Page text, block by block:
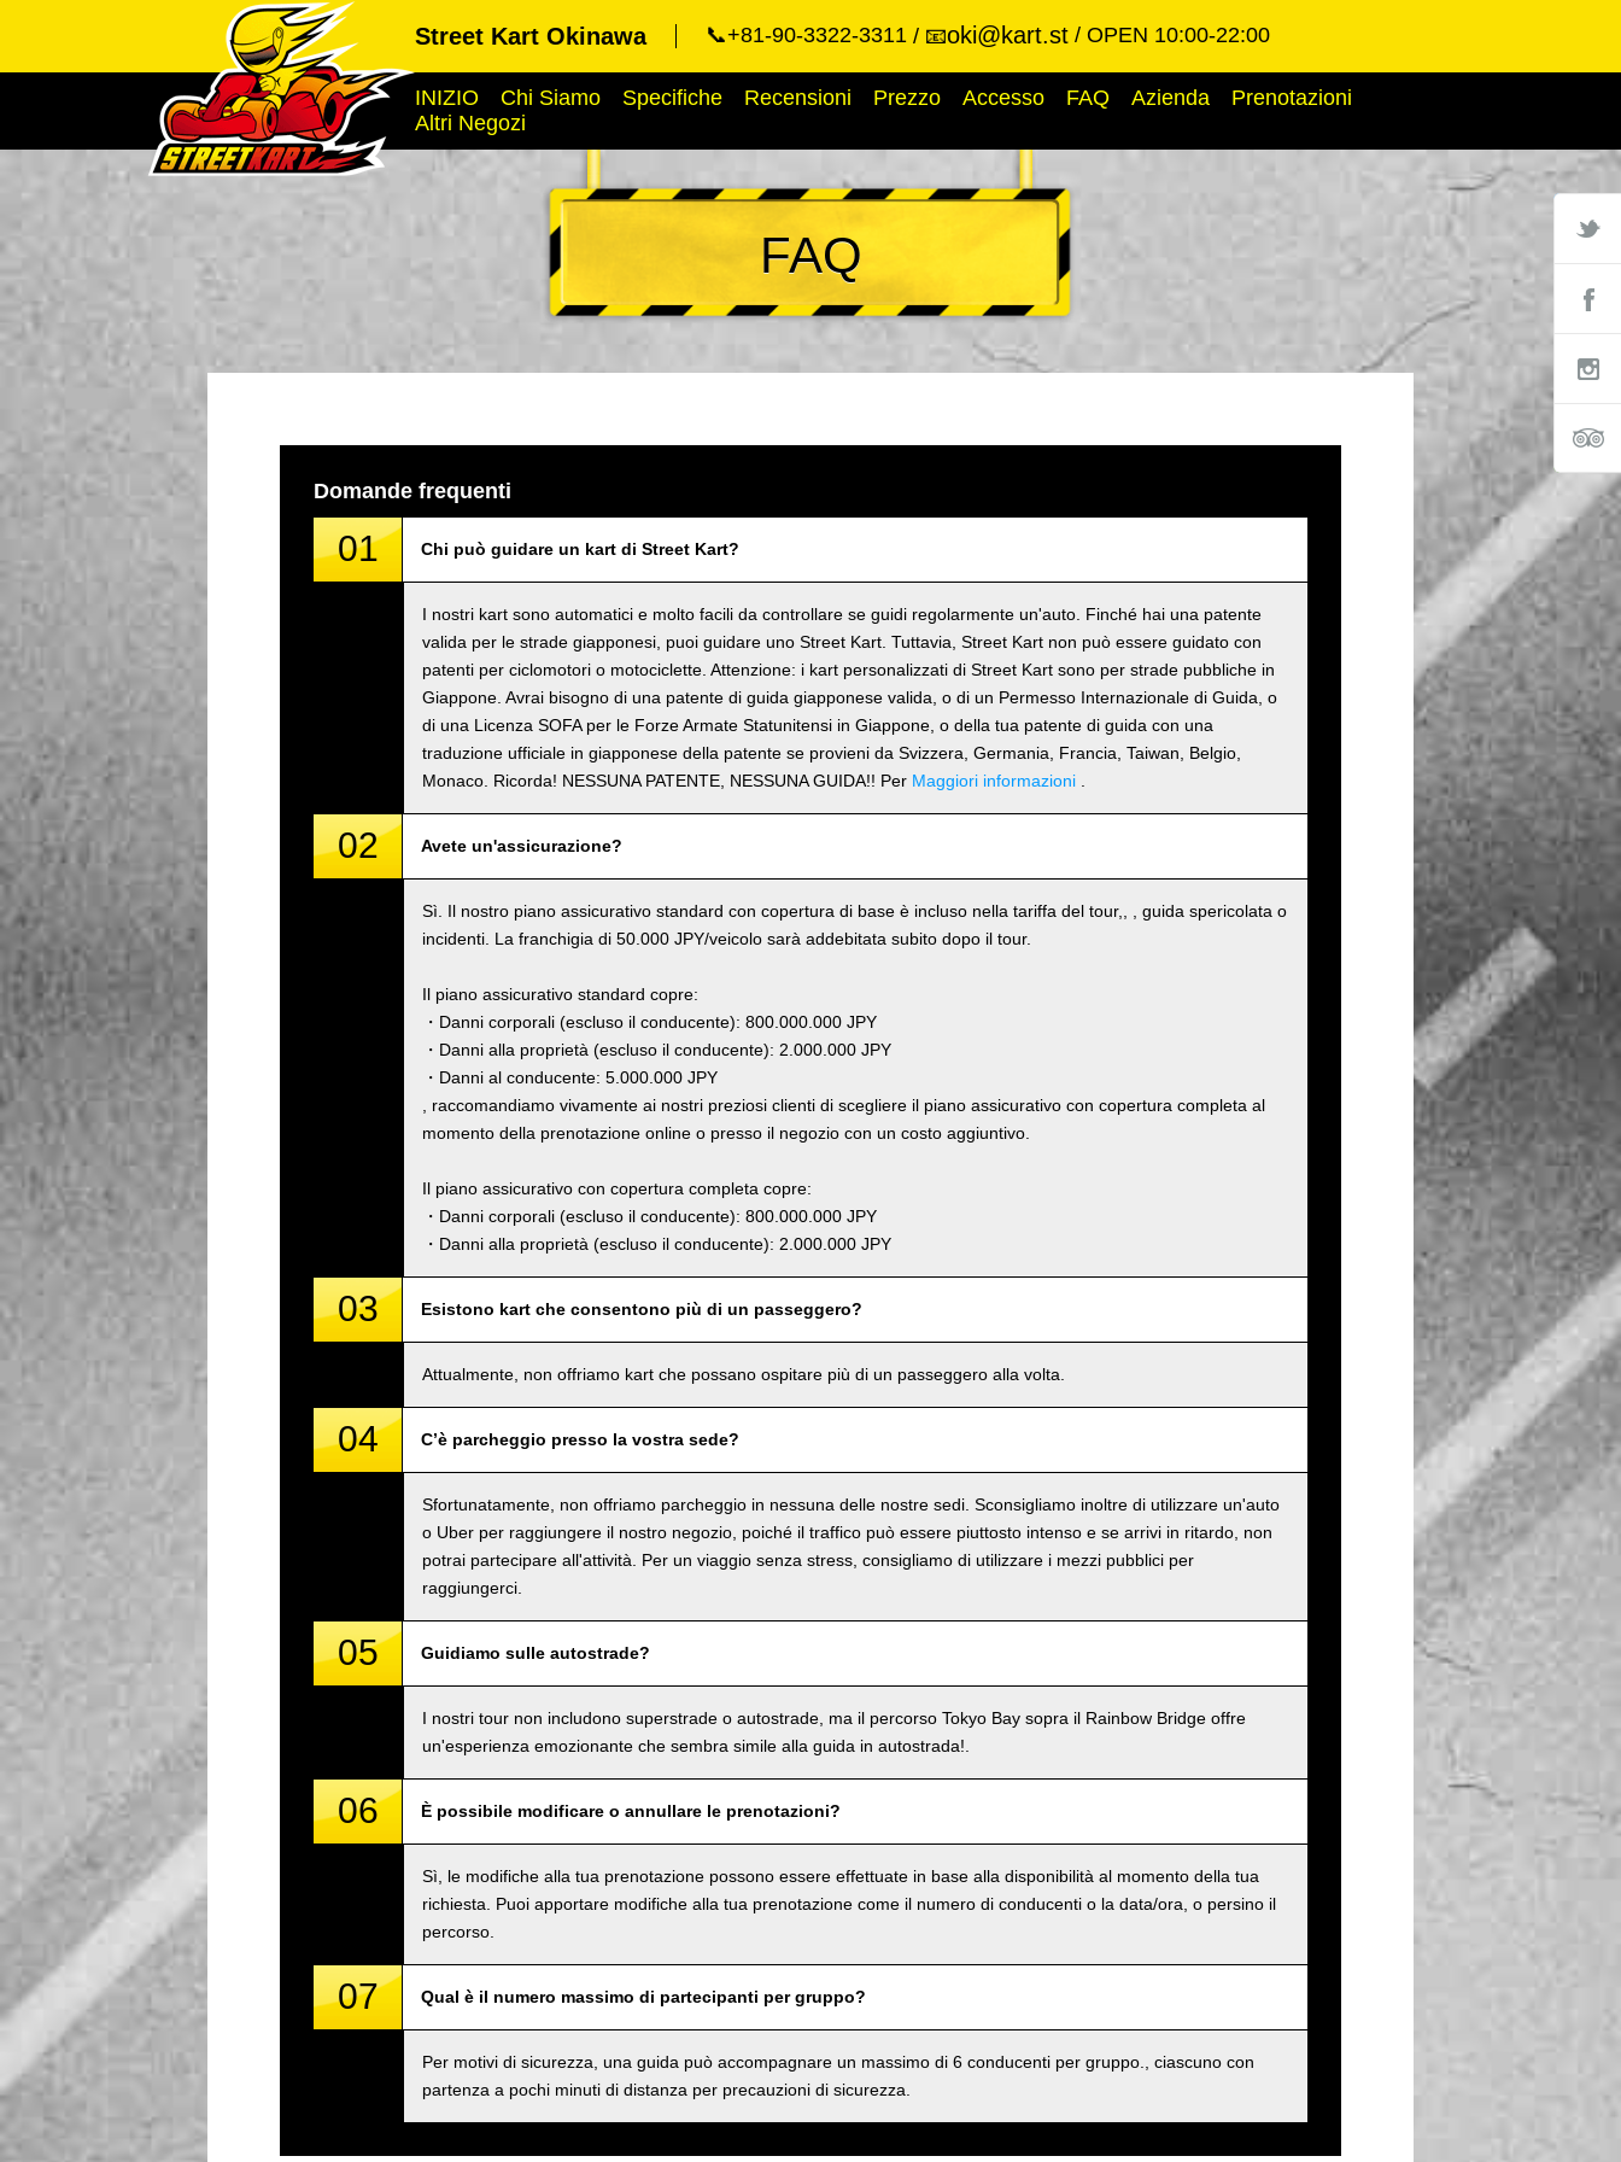
Street Kart Okinawa 📞+81-90-3322-3311 📧oki@kart.st OPEN 10:00-22:00
INIZIO Chi Siamo Specifiche Recensioni Prezzo Accesso FAQ Azienda
Prenotazioni
Altri Negozi
FAQ
Domande frequenti
01 Chi può guidare un kart di Street Kart?
I nostri kart sono automatici e molto facili da controllare se guidi regolarmente un'auto. Finché hai una patente
valida per le strade giapponesi, puoi guidare uno Street Kart. Tuttavia, Street Kart non può essere guidato con
patenti per ciclomotori o motociclette. Attenzione: i kart personalizzati di Street Kart sono per strade pubbliche in
Giappone. Avrai bisogno di una patente di guida giapponese valida, o di un Permesso Internazionale di Guida, o
di una Licenza SOFA per le Forze Armate Statunitensi in Giappone, o della tua patente di guida con una
traduzione ufficiale in giapponese della patente se provieni da Svizzera, Germania, Francia, Taiwan, Belgio,
Monaco. Ricorda! NESSUNA PATENTE, NESSUNA GUIDA!! Per Maggiori informazioni
02 Avete un'assicurazione?
Sì. Il nostro piano assicurativo standard con copertura di base è incluso nella tariffa del tour,, , guida spericolata o
incidenti. La franchigia di 50.000 JPY/veicolo sarà addebitata subito dopo il tour.
Il piano assicurativo standard copre:
・Danni corporali (escluso il conducente): 800.000.000 JPY
・Danni alla proprietà (escluso il conducente): 2.000.000 JPY
・Danni al conducente: 5.000.000 JPY
, raccomandiamo vivamente ai nostri preziosi clienti di scegliere il piano assicurativo con copertura completa al
momento della prenotazione online o presso il negozio con un costo aggiuntivo.
Il piano assicurativo con copertura completa copre:
・Danni corporali (escluso il conducente): 800.000.000 JPY
・Danni alla proprietà (escluso il conducente): 2.000.000 JPY
03 Esistono kart che consentono più di un passeggero?
Attualmente, non offriamo kart che possano ospitare più di un passeggero alla volta.
04 C’è parcheggio presso la vostra sede?
Sfortunatamente, non offriamo parcheggio in nessuna delle nostre sedi. Sconsigliamo inoltre di utilizzare un'auto
o Uber per raggiungere il nostro negozio, poiché il traffico può essere piuttosto intenso e se arrivi in ritardo, non
potrai partecipare all'attività. Per un viaggio senza stress, consigliamo di utilizzare i mezzi pubblici per
raggiungerci.
05 Guidiamo sulle autostrade?
I nostri tour non includono superstrade o autostrade, ma il percorso Tokyo Bay sopra il Rainbow Bridge offre
un'esperienza emozionante che sembra simile alla guida in autostrada!.
06 È possibile modificare o annullare le prenotazioni?
Sì, le modifiche alla tua prenotazione possono essere effettuate in base alla disponibilità al momento della tua
richiesta. Puoi apportare modifiche alla tua prenotazione come il numero di conducenti o la data/ora, o persino il
percorso.
07 Qual è il numero massimo di partecipanti per gruppo?
Per motivi di sicurezza, una guida può accompagnare un massimo di 6 conducenti per gruppo., ciascuno con
partenza a pochi minuti di distanza per precauzioni di sicurezza.